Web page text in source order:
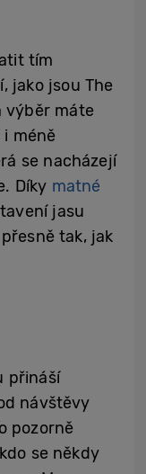
tím
jako jsou The
výběr máte
méně
se nacházejí
Díky matné
jasu
tak, jak
přináší
návštěvy
pozorně
se někdy